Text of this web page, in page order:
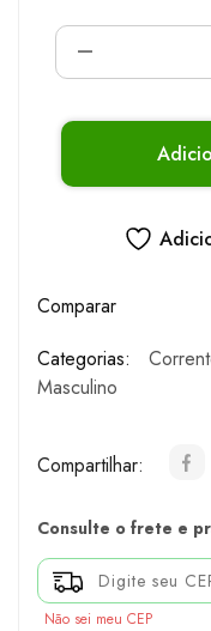
Comparar
Categorias:
Masculino
Compartilhar:
Consulte o frete e
Não sei meu CEP